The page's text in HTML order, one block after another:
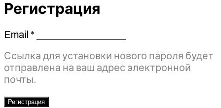
Регистрация
Email *Обязательно
Ссылка для установки нового пароля будет
отправлена ​​на ваш адрес электронной
почты.
Регистрация